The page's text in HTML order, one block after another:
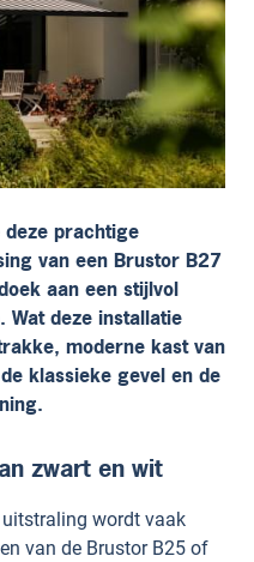
deze prachtige
van een Brustor B27
aan een stijlvol
Wat deze installatie
moderne kast van
klassieke gevel en de
zwart en wit
wordt vaak
van de Brustor B25 of